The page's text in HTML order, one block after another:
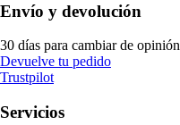
Envío y devolución
30 días para cambiar de opinión
Devuelve tu pedido
Trustpilot
Servicios